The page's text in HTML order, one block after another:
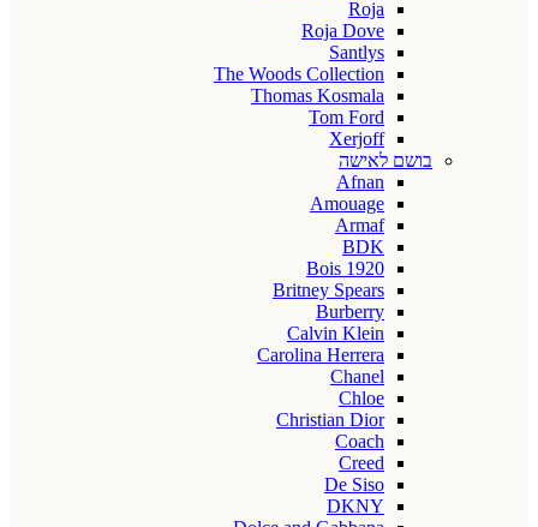
Roja
Roja Dove
Santlys
The Woods Collection
Thomas Kosmala
Tom Ford
Xerjoff
בושם לאישה
Afnan
Amouage
Armaf
BDK
Bois 1920
Britney Spears
Burberry
Calvin Klein
Carolina Herrera
Chanel
Chloe
Christian Dior
Coach
Creed
De Siso
DKNY